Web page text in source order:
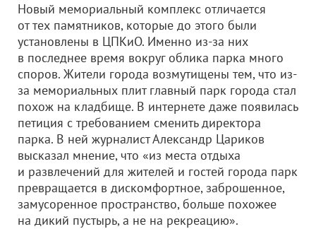
Новый мемориальный комплекс отличается
от тех памятников, которые до этого были
установлены в ЦПКиО. Именно из-за них
в последнее время вокруг облика парка много
споров. Жители города возмутищены тем, что из-
за мемориальных плит главный парк города стал
похож на кладбище. В интернете даже появилась
петиция с требованием сменить директора
парка. В ней журналист Александр Цариков
высказал мнение, что «из места отдыха
и развлечений для жителей и гостей города парк
превращается в дискомфортное, заброшенное,
замусоренное пространство, больше похожее
на дикий пустырь, а не на рекреацию».